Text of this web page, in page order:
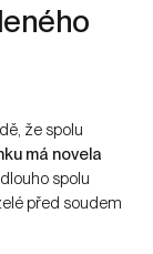
že spolu
má novela
spolu
před soudem